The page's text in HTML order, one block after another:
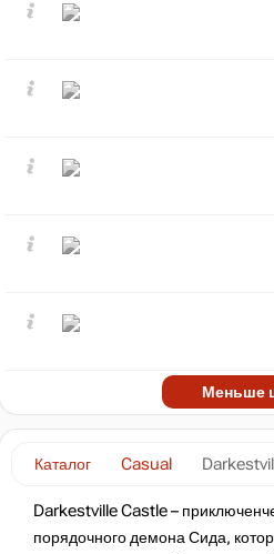
Каталог Casual
Darkestville Castle –
порядочного демона Сида,
Меньше